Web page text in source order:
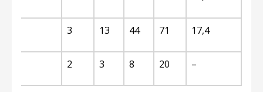
3 13 44 71 17,4
2 3 8 20 –